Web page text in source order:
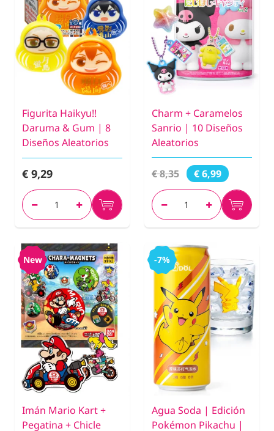
Figurita Haikyu!!
Daruma & Gum | 8
Diseños Aleatorios
€ 9,29
Charm + Caramelos
Sanrio | 10 Diseños
Aleatorios
€ 8,35 € 6,99
New
Imán Mario Kart +
Pegatina + Chicle
-7%
Agua Soda | Edición
Pokémon Pikachu |